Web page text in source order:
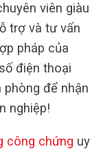
viên giàu
trợ và tư vấn
pháp của
điện thoại
phòng để nhận
nghiệp!
công chứng uy